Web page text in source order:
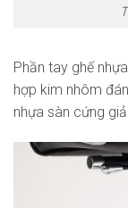
Phần tay ghế
hợp kim nhôm
nhựa sàn cứng